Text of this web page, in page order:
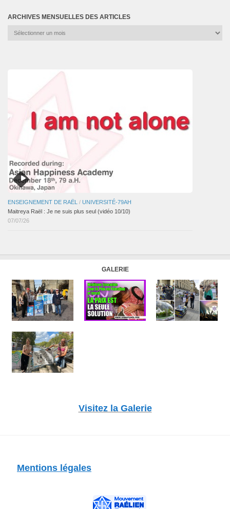
ARCHIVES MENSUELLES DES ARTICLES
Archives
ENSEIGNEMENT DE RAËL / UNIVERSITÉ-79AH
Maitreya Raël : Je ne suis plus seul (vidéo 10/10)
07/07/26
GALERIE
Visitez la Galerie
Mentions légales